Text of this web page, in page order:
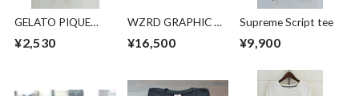
GELATO PIQUE
PENDLETON ルーム
¥2,530
WZRD GRAPHIC T-
¥16,500
Supreme Script tee
¥9,900